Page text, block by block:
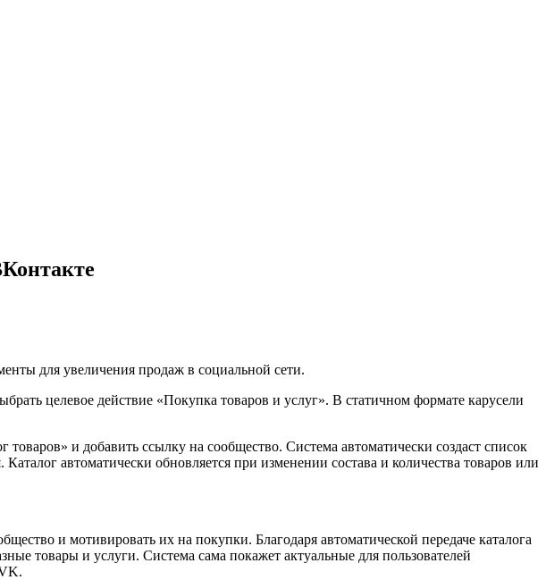
для увеличения продаж в социальной сети.
целевое действие «Покупка товаров и услуг». В статичном формате карусели
товаров» и добавить ссылку на сообщество. Система автоматически создаст список
автоматически обновляется при изменении состава и количества товаров или
и мотивировать их на покупки. Благодаря автоматической передаче каталога
товары и услуги. Система сама покажет актуальные для пользователей